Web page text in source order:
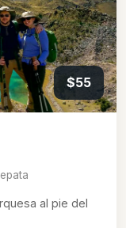
$55
al pie del